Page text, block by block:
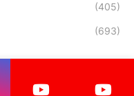
(405)
(693)